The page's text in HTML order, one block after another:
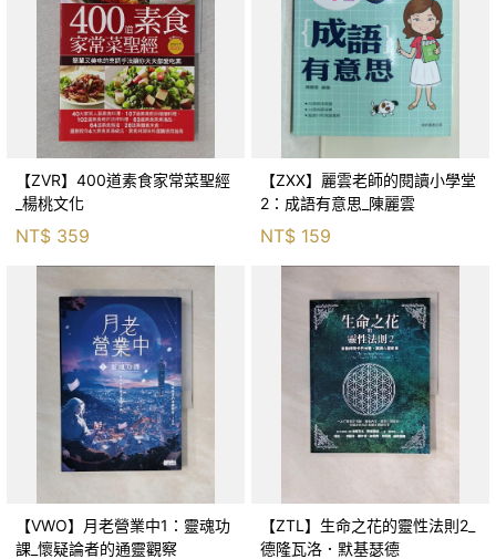
【ZVR】400道素食家常菜聖經
_楊桃文化
NT$ 359
【ZXX】麗雲老師的閱讀小學堂
2：成語有意思_陳麗雲
NT$ 159
【VWO】月老營業中1：靈魂功
課_懷疑論者的通靈觀察
【ZTL】生命之花的靈性法則2_
德隆瓦洛．默基瑟德